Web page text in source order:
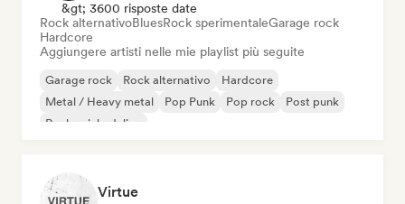
&gt; 3600 risposte date
Rock alternativoBluesRock sperimentaleGarage rock
Hardcore
Aggiungere artisti nelle mie playlist più seguite
Garage rock Rock alternativo
Hardcore
Metal / Heavy metal
Pop Punk Pop rock
Post punk
Rock psichedelico
Virtue